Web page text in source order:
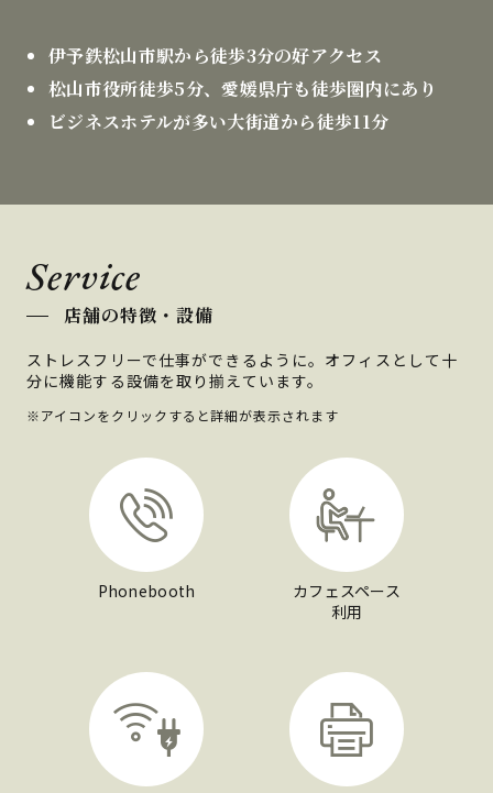
伊予鉄松山市駅から徒歩3分の好アクセス
松山市役所徒歩5分、愛媛県庁も徒歩圏内にあり
ビジネスホテルが多い大街道から徒歩11分
Service
店舗の特徴・設備
ストレスフリーで仕事ができるように。オフィスとして十
分に機能する設備を取り揃えています。
※アイコンをクリックすると詳細が表示されます
Phonebooth
カフェスペース
利用